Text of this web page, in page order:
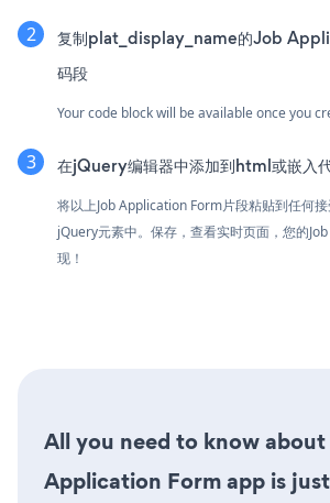
复制plat_display_name的Job
码段
Your code block will be available once you
在jQuery编辑器中添加到html或嵌入
将以上Job Application Form片段粘贴到任何
jQuery元素中。保存，查看实时页面，您的
现！
All you need to know
Application Form app is